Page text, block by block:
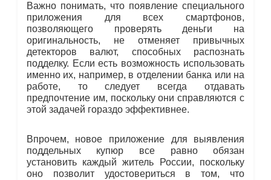
Важно понимать, что появление специального
приложения для всех смартфонов,
позволяющего проверять деньги на
оригинальность, не отменяет привычных
детекторов валют, способных распознать
подделку. Если есть возможность использовать
именно их, например, в отделении банка или на
работе, то следует всегда отдавать
предпочтение им, поскольку они справляются с
этой задачей гораздо эффективнее.
Впрочем, новое приложение для выявления
поддельных купюр все равно обязан
установить каждый житель России, поскольку
оно позволит удостовериться в том, что